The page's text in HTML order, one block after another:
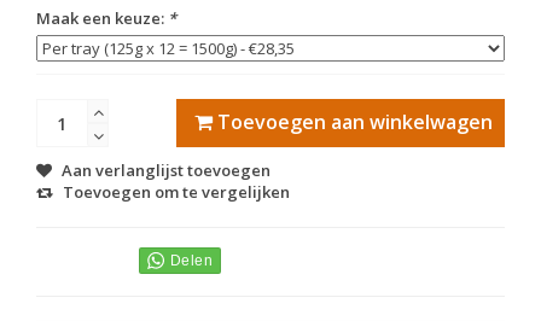
Maak een keuze: *
Toevoegen aan winkelwagen
Aan verlanglijst toevoegen
Toevoegen om te vergelijken